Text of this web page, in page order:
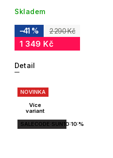
Skladem
2 290 Kč
–41 %
1 349 Kč
Detail
NOVINKA
Více
variant
SALECODE:SUN10:10:%